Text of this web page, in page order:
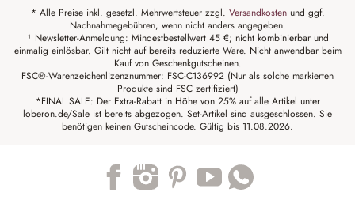
* Alle Preise inkl. gesetzl. Mehrwertsteuer zzgl. Versandkostenund ggf.
Nachnahmegebühren, wenn nicht anders angegeben.
¹ Newsletter-Anmeldung: Mindestbestellwert 45 €; nicht kombinierbar und
einmalig einlösbar. Gilt nicht auf bereits reduzierte Ware. Nicht anwendbar beim
Kauf von Geschenkgutscheinen.
FSC®-Warenzeichenlizenznummer: FSC-C136992 (Nur als solche markierten
Produkte sind FSC zertifiziert)
*FINAL SALE: Der Extra-Rabatt in Höhe von 25% auf alle Artikel unter
loberon.de/Sale ist bereits abgezogen. Set-Artikel sind ausgeschlossen. Sie
benötigen keinen Gutscheincode. Gültig bis 11.08.2026.